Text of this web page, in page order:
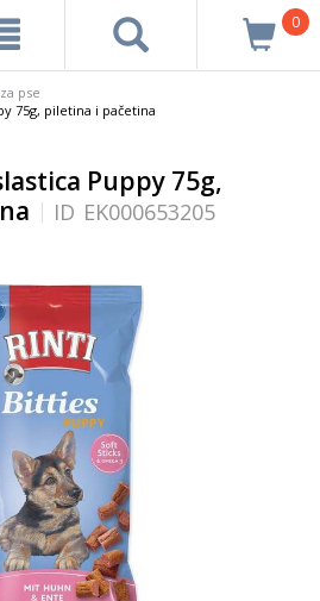
0
pse
75g, piletina i pačetina
Puppy 75g,
ID EK000653205